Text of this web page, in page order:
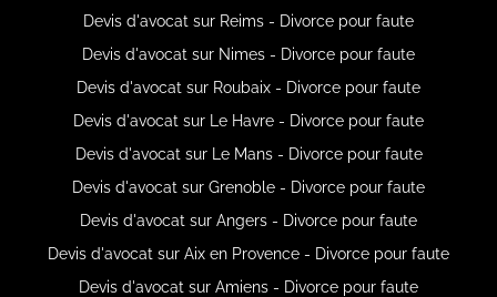
Devis d'avocat sur Reims - Divorce pour faute
Devis d'avocat sur Nimes - Divorce pour faute
Devis d'avocat sur Roubaix - Divorce pour faute
Devis d'avocat sur Le Havre - Divorce pour faute
Devis d'avocat sur Le Mans - Divorce pour faute
Devis d'avocat sur Grenoble - Divorce pour faute
Devis d'avocat sur Angers - Divorce pour faute
Devis d'avocat sur Aix en Provence - Divorce pour faute
Devis d'avocat sur Amiens - Divorce pour faute